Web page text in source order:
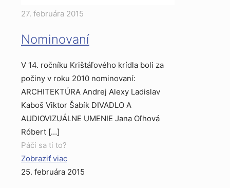
27. februára 2015
Nominovaní
V 14. ročníku Krištáľového krídla boli za
počiny v roku 2010 nominovaní:
ARCHITEKTÚRA Andrej Alexy Ladislav
Kaboš Viktor Šabík DIVADLO A
AUDIOVIZUÁLNE UMENIE Jana Oľhová
Róbert […]
Páči sa ti to?
Zobraziť viac
25. februára 2015